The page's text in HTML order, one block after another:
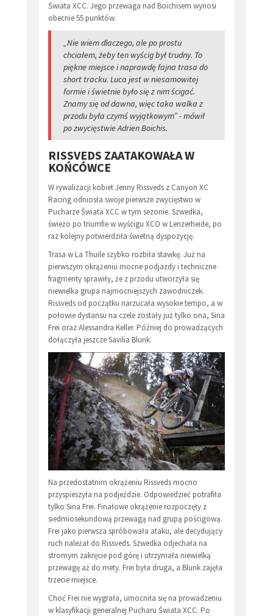
Świata XCC. Jego przewaga nad Boichisem wynosi
obecnie 55 punktów.
„Nie wiem dlaczego, ale po prostu
chciałem, żeby ten wyścig był trudny. To
piękne miejsce i naprawdę fajna trasa do
short tracku. Luca jest w niesamowitej
formie i świetnie było się z nim ścigać.
Znamy się od dawna, więc taka walka z
przodu była czymś wyjątkowym” - mówił
po zwycięstwie Adrien Boichis.
RISSVEDS ZAATAKOWAŁA W
KOŃCÓWCE
W rywalizacji kobiet Jenny Rissveds z Canyon XC
Racing odniosła swoje pierwsze zwycięstwo w
Pucharze Świata XCC w tym sezonie. Szwedka,
świeżo po triumfie w wyścigu XCO w Lenzerheide, po
raz kolejny potwierdziła świetną dyspozycję.
Trasa w La Thuile szybko rozbiła stawkę. Już na
pierwszym okrążeniu mocne podjazdy i techniczne
fragmenty sprawiły, że z przodu utworzyła się
niewielka grupa najmocniejszych zawodniczek.
Rissveds od początku narzucała wysokie tempo, a w
połowie dystansu na czele zostały już tylko ona, Sina
Frei oraz Alessandra Keller. Później do prowadzących
dołączyła jeszcze Savilia Blunk.
Na przedostatnim okrążeniu Rissveds mocno
przyspieszyła na podjeździe. Odpowiedzieć potrafiła
tylko Sina Frei. Finałowe okrążenie rozpoczęły z
siedmiosekundową przewagą nad grupą pościgową.
Frei jako pierwsza spróbowała ataku, ale decydujący
ruch należał do Rissveds. Szwedka odjechała na
stromym zakręcie pod górę i utrzymała niewielką
przewagę aż do mety. Frei była druga, a Blunk zajęła
trzecie miejsce.
Choć Frei nie wygrała, umocniła się na prowadzeniu
w klasyfikacji generalnej Pucharu Świata XCC. Po